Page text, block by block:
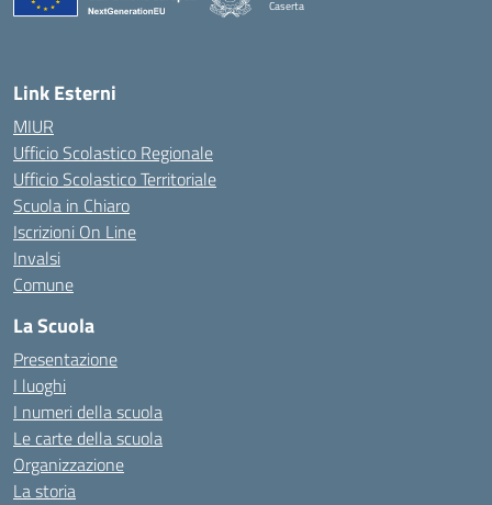
Caserta
Link Esterni
MIUR
Ufficio Scolastico Regionale
Ufficio Scolastico Territoriale
Scuola in Chiaro
Iscrizioni On Line
Invalsi
Comune
La Scuola
Presentazione
I luoghi
I numeri della scuola
Le carte della scuola
Organizzazione
La storia